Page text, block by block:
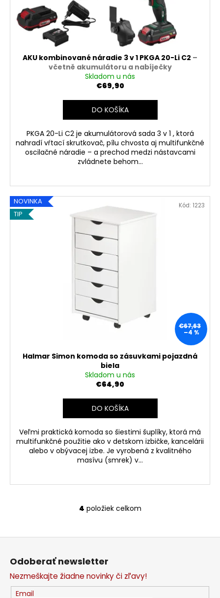
AKU kombinované náradie 3 v 1 PKGA 20-Li C2 –
včetně akumulátoru a nabíječky
Skladom u nás
€69,90
DO KOŠÍKA
PKGA 20-Li C2 je akumulátorová sada 3 v 1 , ktorá
nahradí vŕtací skrutkovač, pílu chvosta aj multifunkčné
oscilačné náradie – a prechod medzi nástavcami
zvládnete behom...
NOVINKA
TIP
€67,63
–4 %
Halmar Simon komoda so zásuvkami pojazdná
biela
Skladom u nás
€64,90
DO KOŠÍKA
Veľmi praktická komoda so šiestimi šuplíky, ktorá má
multifunkčné použitie ako v detskom izbičke, kancelárii
alebo v obývacej izbe. Je vyrobená z kvalitného
masívu (smrek) v...
Kód: 1223
O
l
c
i
4 položiek celkom
Odoberať newsletter
Nezmeškajte žiadne novinky či zľavy!
Email